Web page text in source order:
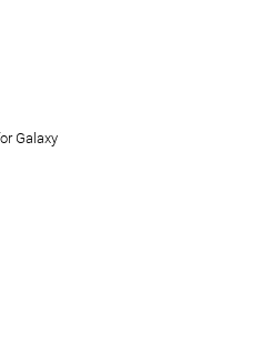
Galaxy